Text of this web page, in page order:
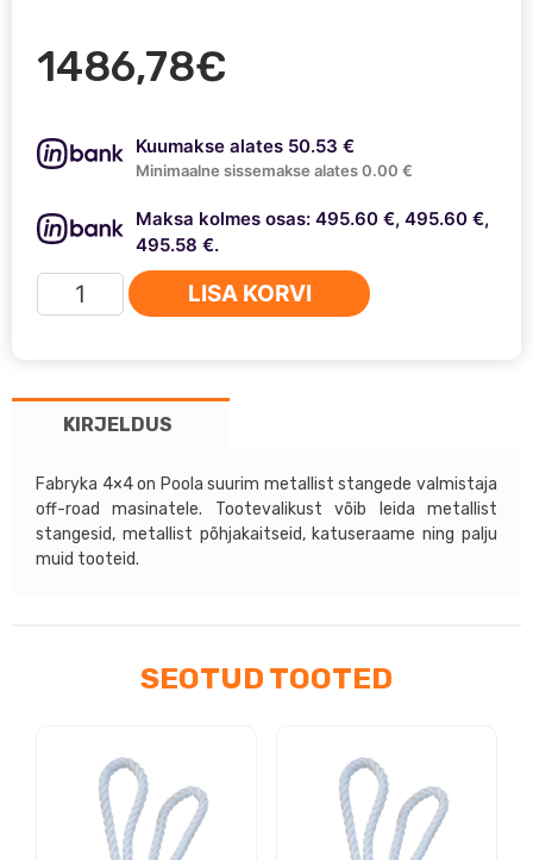
1486,78€
Kuumakse alates 50.53 €
Minimaalne sissemakse alates 0.00 €
Maksa kolmes osas: 495.60 €, 495.60 €,
495.58 €.
Toyota
Land
98-
Fabryka
4x4
metallist
esistange
LISA KORVI
KIRJELDUS
Fabryka 4×4 on Poola suurim metallist stangede valmistaja
off-road masinatele. Tootevalikust võib leida metallist
stangesid, metallist põhjakaitseid, katuseraame ning palju
muid tooteid.
SEOTUD TOOTED